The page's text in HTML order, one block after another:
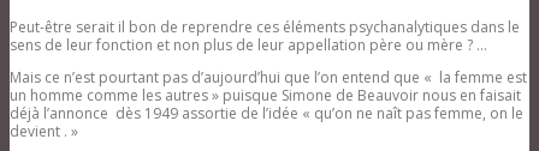
Peut-être serait il bon de reprendre ces éléments psychanalytiques dans le
sens de leur fonction et non plus de leur appellation père ou mère ? …
Mais ce n’est pourtant pas d’aujourd’hui que l’on entend que « la femme est
un homme comme les autres » puisque Simone de Beauvoir nous en faisait
déjà l’annonce dès 1949 assortie de l’idée « qu’on ne naît pas femme, on le
devient . »